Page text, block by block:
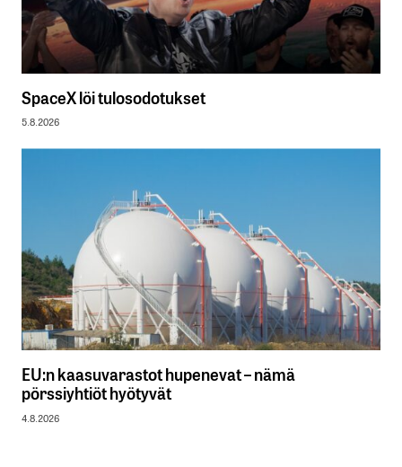
SpaceX löi tulosodotukset
5.8.2026
EU:n kaasuvarastot hupenevat – nämä
pörssiyhtiöt hyötyvät
4.8.2026